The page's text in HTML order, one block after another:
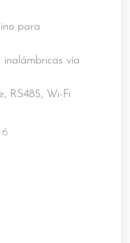
para
inalámbricas vía
RS485, Wi-Fi